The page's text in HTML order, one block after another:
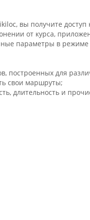
вы получите
от курса,
параметры в
построенных для
свои маршруты;
длительность и